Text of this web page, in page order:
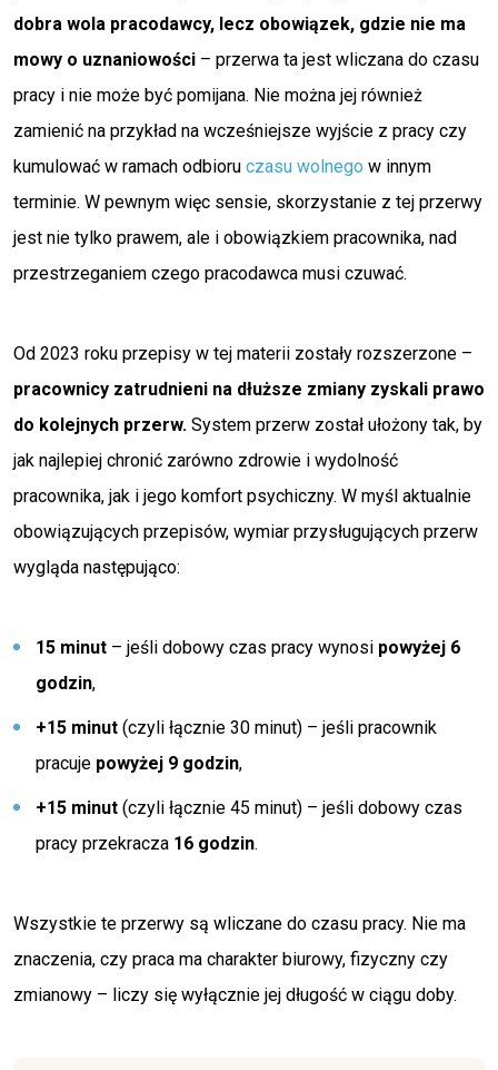
dobra wola pracodawcy, lecz obowiązek, gdzie nie ma
mowy o uznaniowości – przerwa ta jest wliczana do czasu
pracy i nie może być pomijana. Nie można jej również
zamienić na przykład na wcześniejsze wyjście z pracy czy
kumulować w ramach odbioru czasu wolnego w innym
terminie. W pewnym więc sensie, skorzystanie z tej przerwy
jest nie tylko prawem, ale i obowiązkiem pracownika, nad
przestrzeganiem czego pracodawca musi czuwać.
Od 2023 roku przepisy w tej materii zostały rozszerzone –
pracownicy zatrudnieni na dłuższe zmiany zyskali prawo
do kolejnych przerw. System przerw został ułożony tak, by
jak najlepiej chronić zarówno zdrowie i wydolność
pracownika, jak i jego komfort psychiczny. W myśl aktualnie
obowiązujących przepisów, wymiar przysługujących przerw
wygląda następująco:
15 minut – jeśli dobowy czas pracy wynosi powyżej 6
godzin,
+15 minut (czyli łącznie 30 minut) – jeśli pracownik
pracuje powyżej 9 godzin,
+15 minut (czyli łącznie 45 minut) – jeśli dobowy czas
pracy przekracza 16 godzin.
Wszystkie te przerwy są wliczane do czasu pracy. Nie ma
znaczenia, czy praca ma charakter biurowy, fizyczny czy
zmianowy – liczy się wyłącznie jej długość w ciągu doby.